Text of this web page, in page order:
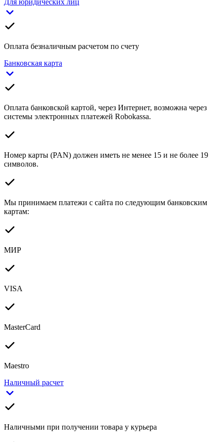
Для юридических лиц
Оплата безналичным расчетом по счету
Банковская карта
Оплата банковской картой, через Интернет, возможна через
системы электронных платежей Robokassa.
Номер карты (PAN) должен иметь не менее 15 и не более 19
символов.
Мы принимаем платежи с сайта по следующим банковским
картам:
МИР
VISA
MasterCard
Maestro
Наличный расчет
Наличными при получении товара у курьера